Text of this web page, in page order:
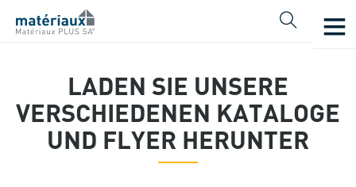
Baumaterial
Kataloge - AGB
LADEN SIE UNSERE
VERSCHIEDENEN KATALOGE
UND FLYER HERUNTER